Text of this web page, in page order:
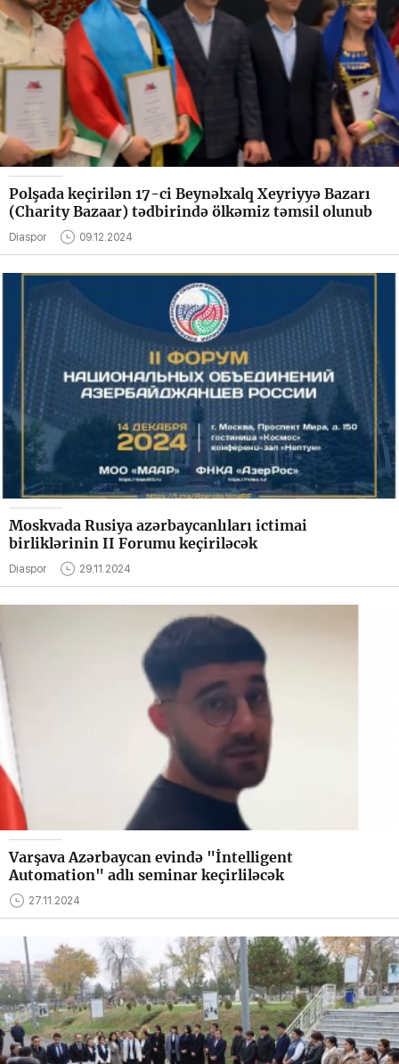
Polşada keçirilən 17-ci Beynəlxalq Xeyriyyə Bazarı
(Charity Bazaar) tədbirində ölkəmiz təmsil olunub
Diaspor 09.12.2024
Moskvada Rusiya azərbaycanlıları ictimai
birliklərinin II Forumu keçiriləcək
Diaspor 29.11.2024
Varşava Azərbaycan evində "İntelligent
Automation" adlı seminar keçirliləcək
27.11.2024